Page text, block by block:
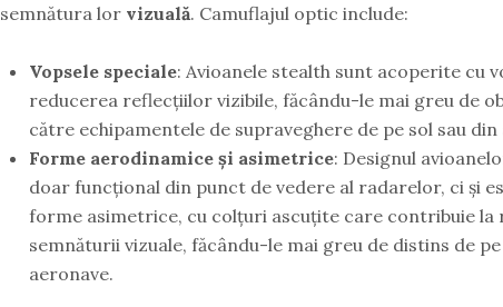
semnătura lor vizuală. Camuflajul optic include:
Vopsele speciale: Avioanele stealth sunt acoperite cu
reducerea reflecțiilor vizibile, făcându-le mai greu de
către echipamentele de supraveghere de pe sol sau din
Forme aerodinamice și asimetrice: Designul
doar funcțional din punct de vedere al radarelor, ci și
forme asimetrice, cu colțuri ascuțite care contribuie la
semnăturii vizuale, făcându-le mai greu de distins de
aeronave.